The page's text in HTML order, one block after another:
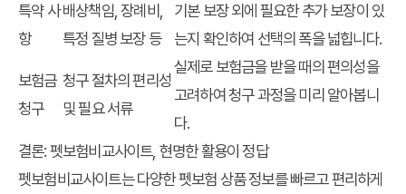
특약 사
항
배상책임, 장례비,
특정 질병 보장 등
기본 보장 외에 필요한 추가 보장이 있
는지 확인하여 선택의 폭을 넓힙니다.
보험금
청구
청구 절차의 편리성
및 필요 서류
실제로 보험금을 받을 때의 편의성을
고려하여 청구 과정을 미리 알아봅니
다.
결론: 펫보험비교사이트, 현명한 활용이 정답
펫보험비교사이트는 다양한 펫보험 상품 정보를 빠르고 편리하게